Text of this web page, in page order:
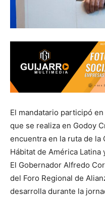
El mandatario participó
que se realiza en Godoy
encuentra en la ruta de la
Hábitat de América Latina
El Gobernador Alfredo
del Foro Regional de
desarrolla durante la